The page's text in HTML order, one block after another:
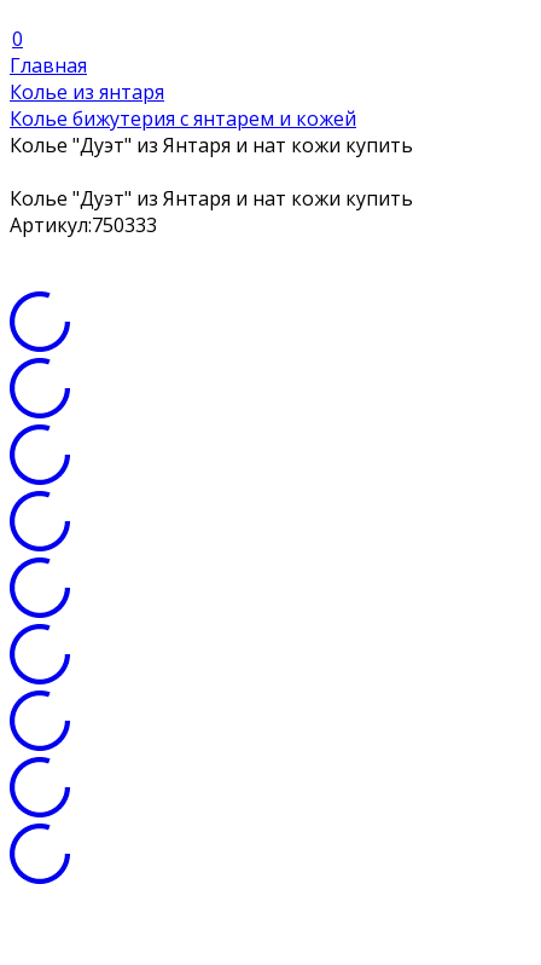
0
Главная
Колье из янтаря
Колье бижутерия с янтарем и кожей
Колье "Дуэт" из Янтаря и нат кожи купить
Колье "Дуэт" из Янтаря и нат кожи купить
Артикул:750333